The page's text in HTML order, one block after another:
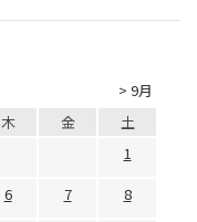
> 9月
木 金
土
1
6 7
8